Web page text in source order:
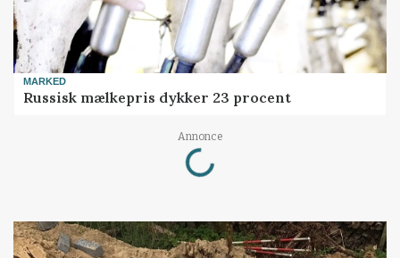
MARKED
Russisk mælkepris dykker 23 procent
Annonce
Loading...